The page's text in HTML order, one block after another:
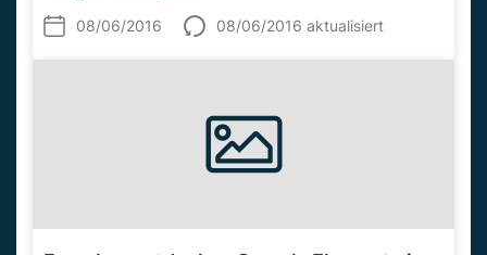
08/06/2016 08/06/2016 aktualisiert